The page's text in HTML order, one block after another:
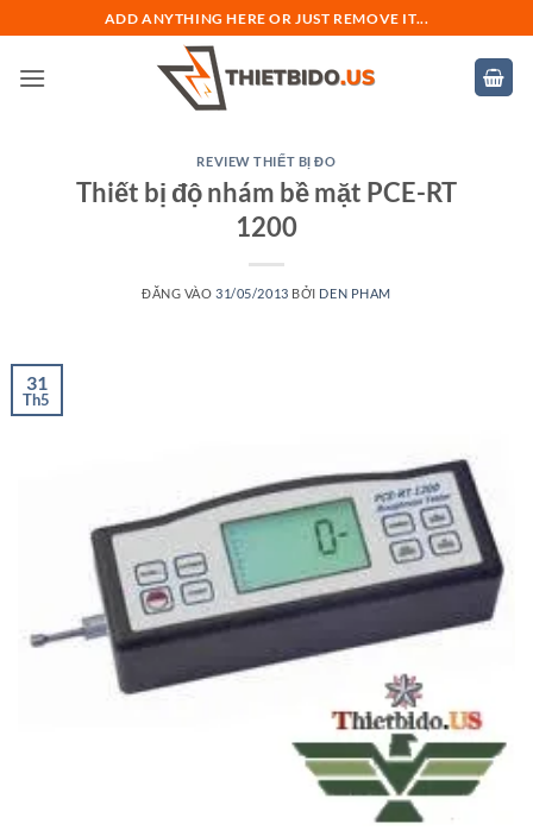
qua
nội
ADD ANYTHING HERE OR JUST REMOVE IT...
REVIEW THIẾT BỊ ĐO
Thiết bị độ nhám bề mặt PCE-RT
1200
ĐĂNG VÀO 31/05/2013 BỞI DEN PHAM
31
Th5